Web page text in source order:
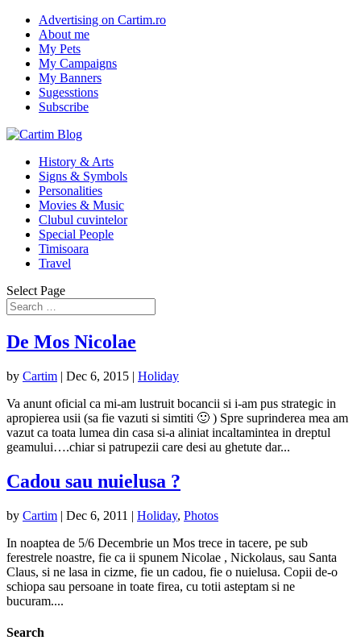
Advertising on Cartim.ro
About me
My Pets
My Campaigns
My Banners
Sugesstions
Subscribe
History & Arts
Signs & Symbols
Personalities
Movies & Music
Clubul cuvintelor
Special People
Timisoara
Travel
Select Page
De Mos Nicolae
by Cartim | Dec 6, 2015 | Holiday
Va anunt oficial ca mi-am lustruit bocancii si i-am pus strategic in
apropierea usii (sa fie vazuti si simtiti 🙂 ) Spre suprinderea mea am
vazut ca toata lumea din casa si-a aliniat incaltamintea in dreptul
geamului….chiar si patrupezii care desi au ghetute dar...
Cadou sau nuielusa ?
by Cartim | Dec 6, 2011 | Holiday, Photos
In noaptea de 5/6 Decembrie un Mos trece in tacere, pe sub
ferestrele noastre, fie ca ii spunem Nicolae , Nickolaus, sau Santa
Claus, si ne lasa in cizme, fie un cadou, fie o nuielusa. Copii de-o
schiopa sau persoane in toate firea, cu totii asteptam si ne
bucuram....
Search